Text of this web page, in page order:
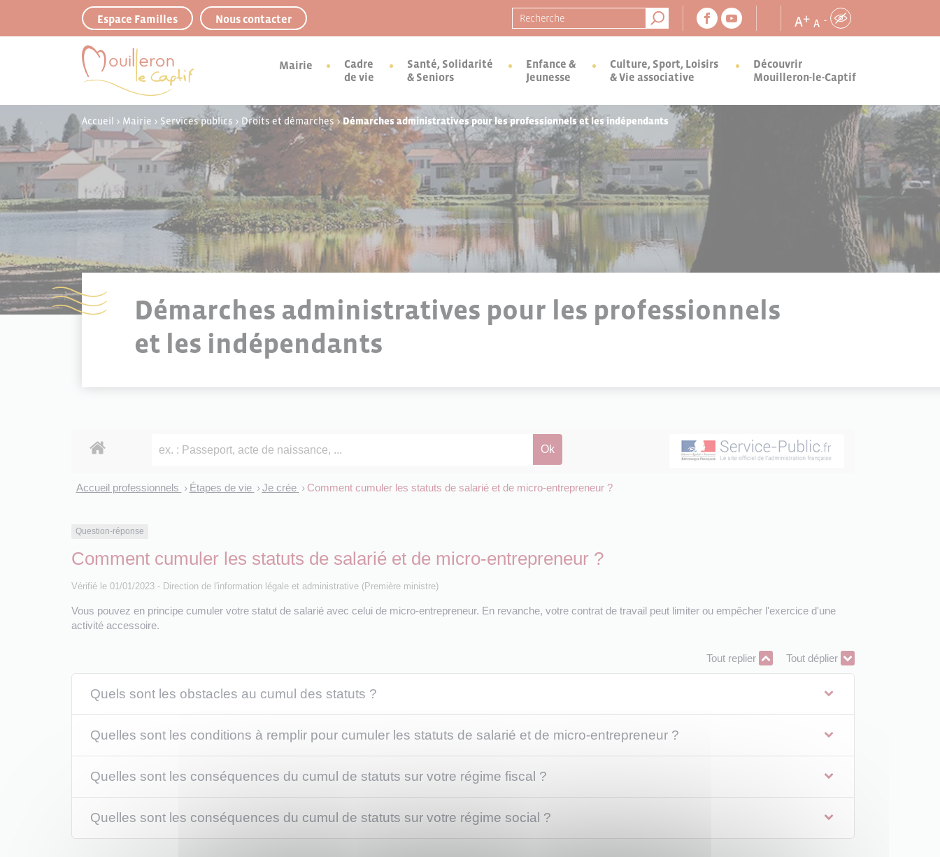
Espace Familles Nous contacter Recherche pour : A+ A -
Mairie
Cadre
de vie
Santé, Solidarité
& Seniors
Enfance &
Jeunesse
Culture, Sport, Loisirs
& Vie associative
Découvrir
Mouilleron-le-Captif
Accueil > Mairie > Services publics > Droits et démarches >Démarches administratives pour les professionnels et les indépendants
Démarches administratives pour les professionnels
et les indépendants
Accueil professionnels > Étapes de vie > Je crée > Comment cumuler les statuts de salarié et de micro-entrepreneur ?
Question-réponse
Comment cumuler les statuts de salarié et de micro-entrepreneur ?
Vérifié le 01/01/2023 - Direction de l'information légale et administrative (Première ministre)
Vous pouvez en principe cumuler votre statut de salarié avec celui de micro-entrepreneur. En revanche, votre contrat de travail peut limiter ou empêcher l'exercice d'une
activité accessoire.
Tout replier Tout déplier
Quels sont les obstacles au cumul des statuts ?
Quelles sont les conditions à remplir pour cumuler les statuts de salarié et de micro-entrepreneur ?
Quelles sont les conséquences du cumul de statuts sur votre régime fiscal ?
Quelles sont les conséquences du cumul de statuts sur votre régime social ?
Panneau de gestion des cookies